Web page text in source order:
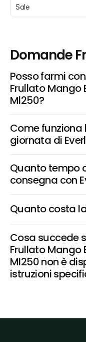
Sale
Domande
Posso farmi
Frullato Mango
Ml250?
Come funziona
giornata di
Quanto tempo
consegna con
Quanto costa
Cosa succede
Frullato Mango
Ml250 non è
istruzioni